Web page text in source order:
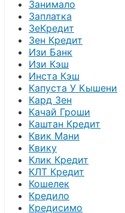
Занимало
Заплатка
ЗеКредит
Зен Кредит
Изи Банк
Изи Кэш
Инста Кэш
Капуста У Кышени
Кард Зен
Качай Гроши
Каштан Кредит
Квик Мани
Квику
Клик Кредит
КЛТ Кредит
Кошелек
Кредило
Кредисимо